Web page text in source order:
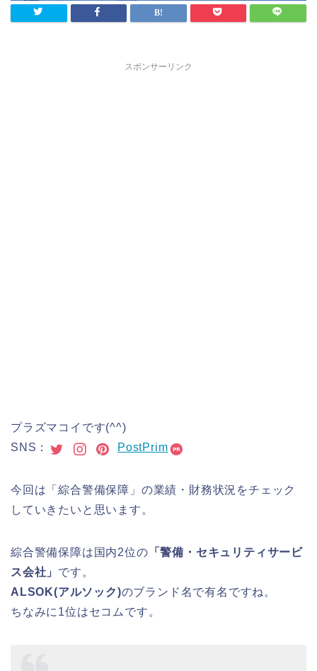
スポンサーリンク
プラズマコイです(^^)
SNS：
PostPrim
今回は「綜合警備保障」の業績・財務状況をチェック
していきたいと思います。
綜合警備保障は国内2位の 「警備・セキュリティサービ
ス会社」 です。
ALSOK(アルソック)のブランド名で有名ですね。
ちなみに1位はセコムです。